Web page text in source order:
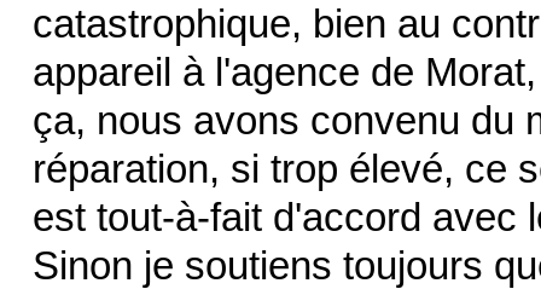
catastrophique, bien au
appareil à l'agence de
ça, nous avons convenu du
réparation, si trop élevé, ce
est tout-à-fait d'accord avec
Sinon je soutiens toujours